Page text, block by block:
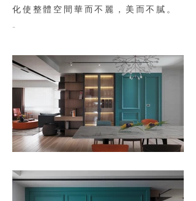
化使整體空間華而不麗，美而不膩。
-